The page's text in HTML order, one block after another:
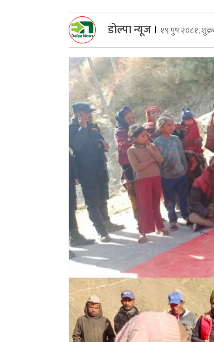
डोल्पा न्यूज । १९ पुष २०८१,